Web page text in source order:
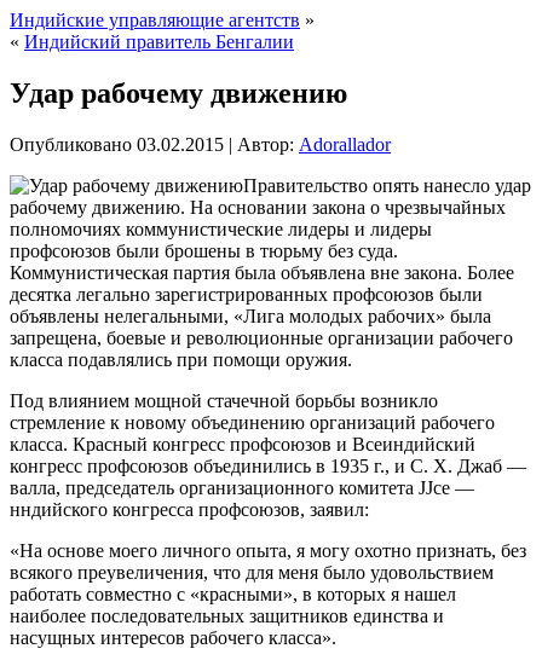
Индийские управляющие агентств »
« Индийский правитель Бенгалии
Удар рабочему движению
Опубликовано 03.02.2015 | Автор: Adorallador
Правительство опять нанесло удар
рабочему движению. На основании закона о чрезвычайных
полномочиях коммунистические лидеры и лидеры
профсоюзов были брошены в тюрьму без суда.
Коммунистическая партия была объявлена вне закона. Более
десятка легально зарегистрированных профсоюзов были
объявлены нелегальными, «Лига молодых рабочих» была
запрещена, боевые и революционные организации рабочего
класса подавлялись при помощи оружия.
Под влиянием мощной стачечной борьбы возникло
стремление к новому объединению организаций рабочего
класса. Красный конгресс профсоюзов и Всеиндийский
конгресс профсоюзов объединились в 1935 г., и С. X. Джаб —
валла, председатель организационного комитета JJce —
нндийского конгресса профсоюзов, заявил:
«На основе моего личного опыта, я могу охотно признать, без
всякого преувеличения, что для меня было удовольствием
работать совместно с «красными», в которых я нашел
наиболее последовательных защитников единства и
насущных интересов рабочего класса».